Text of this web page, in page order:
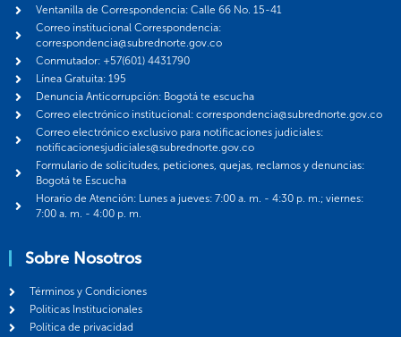
Ventanilla de Correspondencia: Calle 66 No. 15-41
Correo institucional Correspondencia:
correspondencia@subrednorte.gov.co
Conmutador: +57(601) 4431790
Línea Gratuita: 195
Denuncia Anticorrupción: Bogotá te escucha
Correo electrónico institucional: correspondencia@subrednorte.gov.co
Correo electrónico exclusivo para notificaciones judiciales:
notificacionesjudiciales@subrednorte.gov.co
Formulario de solicitudes, peticiones, quejas, reclamos y denuncias:
Bogotá te Escucha
Horario de Atención: Lunes a jueves: 7:00 a. m. - 4:30 p. m.; viernes:
7:00 a. m. - 4:00 p. m.
Sobre Nosotros
Términos y Condiciones
Politicas Institucionales
Política de privacidad